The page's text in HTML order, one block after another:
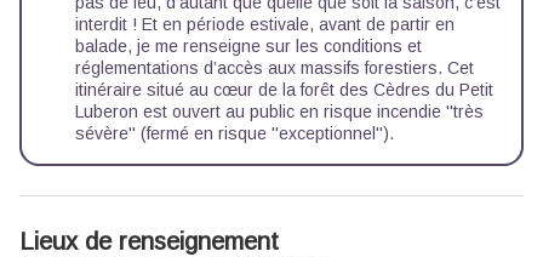
interdit ! Et en période estivale, avant de partir en
balade, je me renseigne sur les conditions et
réglementations d’accès aux massifs forestiers. Cet
itinéraire situé au cœur de la forêt des Cèdres du Petit
Luberon est ouvert au public en risque incendie ''très
sévère'' (fermé en risque ''exceptionnel'').
Lieux de renseignement